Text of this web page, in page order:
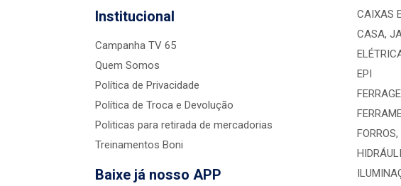
Institucional
Campanha TV 65
Quem Somos
Política de Privacidade
Política de Troca e Devolução
Politicas para retirada de mercadorias
Treinamentos Boni
Baixe já nosso APP
CAIXAS
CASA,
EPI